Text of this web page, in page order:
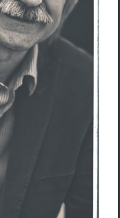
giardino
Jardin de
Baroni